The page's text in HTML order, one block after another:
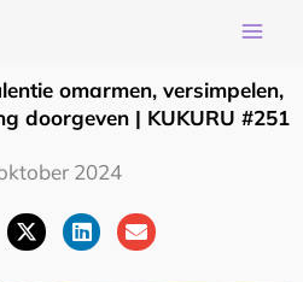
omarmen, versimpelen,
doorgeven | KUKURU #251
2024